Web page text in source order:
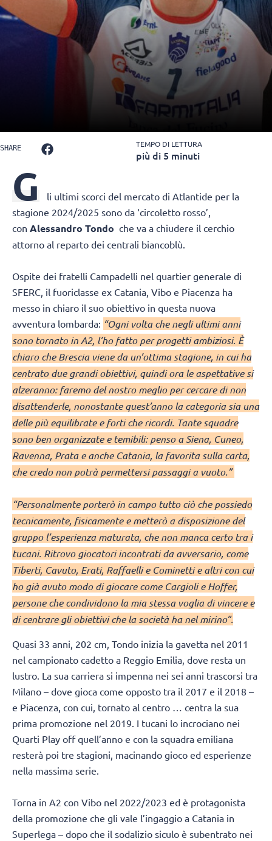
SHARE TEMPO DI LETTURA
più di 5 minuti
G
li ultimi scorci del mercato di Atlantide per la
stagione 2024/2025 sono da ‘circoletto rosso’,
con Alessandro Tondo che va a chiudere il cerchio
attorno al reparto dei centrali biancoblù.
Ospite dei fratelli Campadelli nel quartier generale di
SFERC, il fuoriclasse ex Catania, Vibo e Piacenza ha
messo in chiaro il suo obiettivo in questa nuova
avventura lombarda: “Ogni volta che negli ultimi anni
sono tornato in A2, l’ho fatto per progetti ambiziosi. È
chiaro che Brescia viene da un’ottima stagione, in cui ha
centrato due grandi obiettivi, quindi ora le aspettative si
alzeranno: faremo del nostro meglio per cercare di non
disattenderle, nonostante quest’anno la categoria sia una
delle più equilibrate e forti che ricordi. Tante squadre
sono ben organizzate e temibili: penso a Siena, Cuneo,
Ravenna, Prata e anche Catania, la favorita sulla carta,
che credo non potrà permettersi passaggi a vuoto.”
“Personalmente porterò in campo tutto ciò che possiedo
tecnicamente, fisicamente e metterò a disposizione del
gruppo l’esperienza maturata, che non manca certo tra i
tucani. Ritrovo giocatori incontrati da avversario, come
Tiberti, Cavuto, Erati, Raffaelli e Cominetti e altri con cui
ho già avuto modo di giocare come Cargioli e Hoffer,
persone che condividono la mia stessa voglia di vincere e
di centrare gli obiettivi che la società ha nel mirino”.
Quasi 33 anni, 202 cm, Tondo inizia la gavetta nel 2011
nel campionato cadetto a Reggio Emilia, dove resta un
lustro. La sua carriera si impenna nei sei anni trascorsi tra
Milano – dove gioca come opposto tra il 2017 e il 2018 –
e Piacenza, con cui, tornato al centro … centra la sua
prima promozione nel 2019. I tucani lo incrociano nei
Quarti Play off quell’anno e con la squadra emiliana
resterà poi tre stagioni, macinando gioco ed esperienze
nella massima serie.
Torna in A2 con Vibo nel 2022/2023 ed è protagonista
della promozione che gli vale l’ingaggio a Catania in
Superlega – dopo che il sodalizio siculo è subentrato nei